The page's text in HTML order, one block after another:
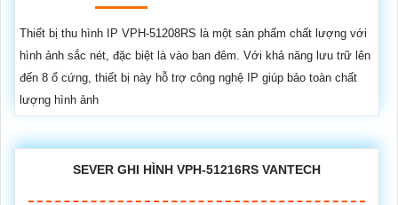
Thiết bị thu hình IP VPH-51208RS là một sản phẩm chất lượng với
hình ảnh sắc nét, đặc biệt là vào ban đêm. Với khả năng lưu trữ lên
đến 8 ổ cứng, thiết bị này hỗ trợ công nghệ IP giúp bảo toàn chất
lượng hình ảnh
SEVER GHI HÌNH VPH-51216RS VANTECH